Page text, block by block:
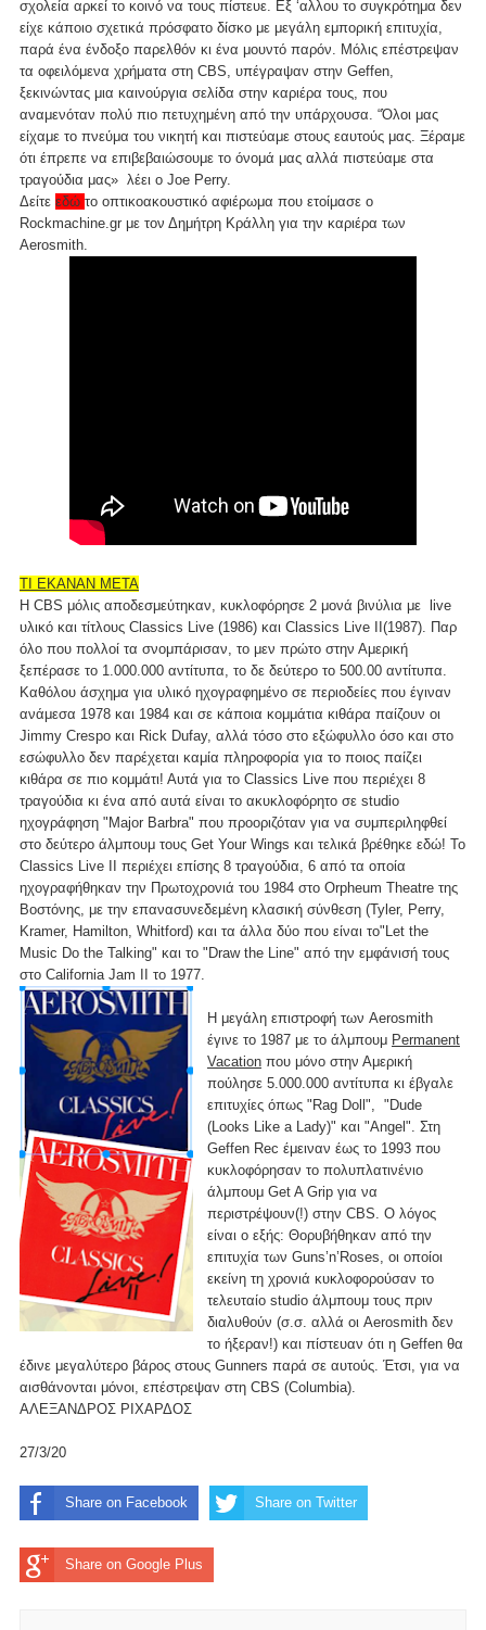
σχολεία αρκεί το κοινό να τους πίστευε. Εξ ‘αλλου το συγκρότημα δεν
είχε κάποιο σχετικά πρόσφατο δίσκο με μεγάλη εμπορική επιτυχία,
παρά ένα ένδοξο παρελθόν κι ένα μουντό παρόν. Μόλις επέστρεψαν
τα οφειλόμενα χρήματα στη CBS, υπέγραψαν στην Geffen,
ξεκινώντας μια καινούργια σελίδα στην καριέρα τους, που
αναμενόταν πολύ πιο πετυχημένη από την υπάρχουσα. “Όλοι μας
είχαμε το πνεύμα του νικητή και πιστεύαμε στους εαυτούς μας. Ξέραμε
ότι έπρεπε να επιβεβαιώσουμε το όνομά μας αλλά πιστεύαμε στα
τραγούδια μας» λέει ο Joe Perry.
Δείτε εδώ το οπτικοακουστικό αφιέρωμα που ετοίμασε ο
Rockmachine.gr με τον Δημήτρη Κράλλη για την καριέρα των
Aerosmith.
ΤΙ ΕΚΑΝΑΝ ΜΕΤΑ
Η CBS μόλις αποδεσμεύτηκαν, κυκλοφόρησε 2 μονά βινύλια με live
υλικό και τίτλους Classics Live (1986) και Classics Live II(1987). Παρ
όλο που πολλοί τα σνομπάρισαν, το μεν πρώτο στην Αμερική
ξεπέρασε το 1.000.000 αντίτυπα, το δε δεύτερο το 500.00 αντίτυπα.
Καθόλου άσχημα για υλικό ηχογραφημένο σε περιοδείες που έγιναν
ανάμεσα 1978 και 1984 και σε κάποια κομμάτια κιθάρα παίζουν οι
Jimmy Crespo και Rick Dufay, αλλά τόσο στο εξώφυλλο όσο και στο
εσώφυλλο δεν παρέχεται καμία πληροφορία για το ποιος παίζει
κιθάρα σε πιο κομμάτι! Αυτά για το Classics Live που περιέχει 8
τραγούδια κι ένα από αυτά είναι το ακυκλοφόρητο σε studio
ηχογράφηση "Major Barbra" που προοριζόταν για να συμπεριληφθεί
στο δεύτερο άλμπουμ τους Get Your Wings και τελικά βρέθηκε εδώ! Το
Classics Live II περιέχει επίσης 8 τραγούδια, 6 από τα οποία
ηχογραφήθηκαν την Πρωτοχρονιά του 1984 στο Orpheum Theatre της
Βοστόνης, με την επανασυνεδεμένη κλασική σύνθεση (Tyler, Perry,
Kramer, Hamilton, Whitford) και τα άλλα δύο που είναι το"Let the
Music Do the Talking" και το "Draw the Line" από την εμφάνισή τους
στο California Jam II το 1977.
Η μεγάλη επιστροφή των Aerosmith
έγινε το 1987 με το άλμπουμ Permanent
Vacation που μόνο στην Αμερική
πούλησε 5.000.000 αντίτυπα κι έβγαλε
επιτυχίες όπως "Rag Doll", "Dude
(Looks Like a Lady)" και "Angel". Στη
Geffen Rec έμειναν έως το 1993 που
κυκλοφόρησαν το πολυπλατινένιο
άλμπουμ Get A Grip για να
περιστρέψουν(!) στην CBS. Ο λόγος
είναι ο εξής: Θορυβήθηκαν από την
επιτυχία των Guns’n’Roses, οι οποίοι
εκείνη τη χρονιά κυκλοφορούσαν το
τελευταίο studio άλμπουμ τους πριν
διαλυθούν (σ.σ. αλλά οι Aerosmith δεν
το ήξεραν!) και πίστευαν ότι η Geffen θα
έδινε μεγαλύτερο βάρος στους Gunners παρά σε αυτούς. Έτσι, για να
αισθάνονται μόνοι, επέστρεψαν στη CBS (Columbia).
ΑΛΕΞΑΝΔΡΟΣ ΡΙΧΑΡΔΟΣ
27/3/20
Share on Facebook Share on Twitter
Share on Google Plus